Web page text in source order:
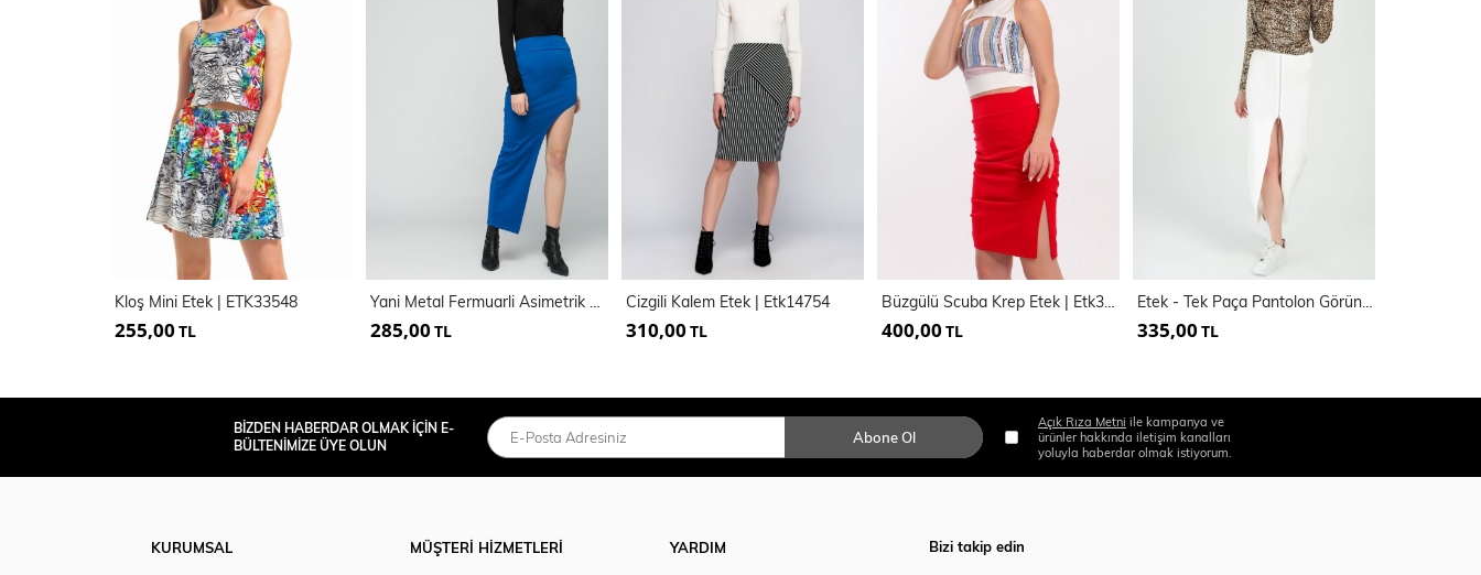
Kloş Mini Etek | ETK33548
255,00 TL
Yani Metal Fermuarli Asimetrik Dalgic Etek | Etk13302
285,00 TL
Cizgili Kalem Etek | Etk14754
310,00 TL
Büzgülü Scuba Krep Etek | Etk33535
400,00 TL
Etek - Tek Paça Pantolon Görünümlü Etek | Etk31579
335,00 TL
BİZDEN HABERDAR OLMAK İÇİN E-
BÜLTENİMİZE ÜYE OLUN
Abone Ol
Açık Rıza Metni ile kampanya ve
ürünler hakkında iletişim kanalları
yoluyla haberdar olmak istiyorum.
KURUMSAL
MÜŞTERİ HİZMETLERİ
YARDIM
Bizi takip edin